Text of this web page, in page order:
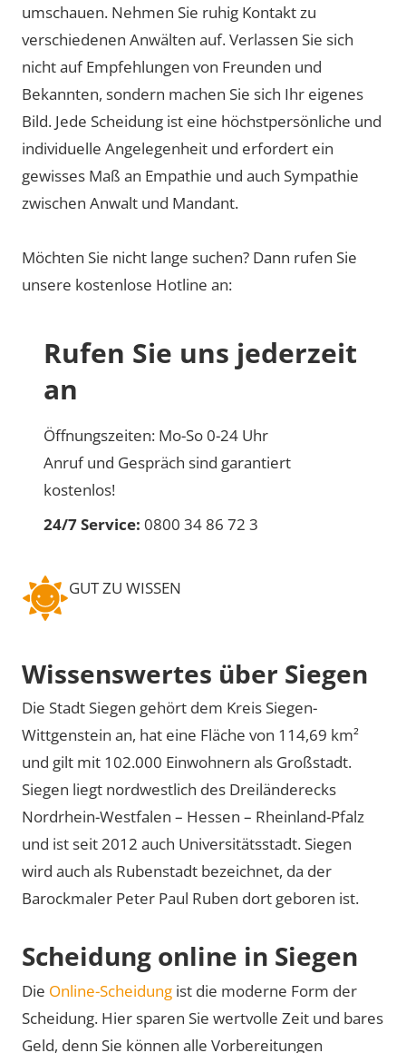
umschauen. Nehmen Sie ruhig Kontakt zu
verschiedenen Anwälten auf. Verlassen Sie sich
nicht auf Empfehlungen von Freunden und
Bekannten, sondern machen Sie sich Ihr eigenes
Bild. Jede Scheidung ist eine höchstpersönliche und
individuelle Angelegenheit und erfordert ein
gewisses Maß an Empathie und auch Sympathie
zwischen Anwalt und Mandant.
Möchten Sie nicht lange suchen? Dann rufen Sie
unsere kostenlose Hotline an:
Rufen Sie uns jederzeit
an
Öffnungszeiten: Mo-So 0-24 Uhr
Anruf und Gespräch sind garantiert
kostenlos!
24/7 Service: 0800 34 86 72 3
GUT ZU WISSEN
Wissenswertes über Siegen
Die Stadt Siegen gehört dem Kreis Siegen-
Wittgenstein an, hat eine Fläche von 114,69 km²
und gilt mit 102.000 Einwohnern als Großstadt.
Siegen liegt nordwestlich des Dreiländerecks
Nordrhein-Westfalen – Hessen – Rheinland-Pfalz
und ist seit 2012 auch Universitätsstadt. Siegen
wird auch als Rubenstadt bezeichnet, da der
Barockmaler Peter Paul Ruben dort geboren ist.
Scheidung online in Siegen
Die Online-Scheidung ist die moderne Form der
Scheidung. Hier sparen Sie wertvolle Zeit und bares
Geld, denn Sie können alle Vorbereitungen